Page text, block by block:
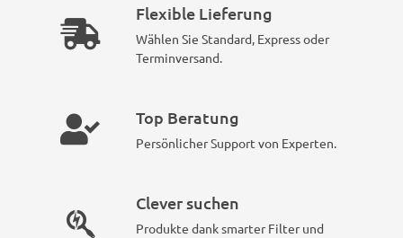
Flexible Lieferung
Wählen Sie Standard, Express oder
Terminversand.
Top Beratung
Persönlicher Support von Experten.
Clever suchen
Produkte dank smarter Filter und